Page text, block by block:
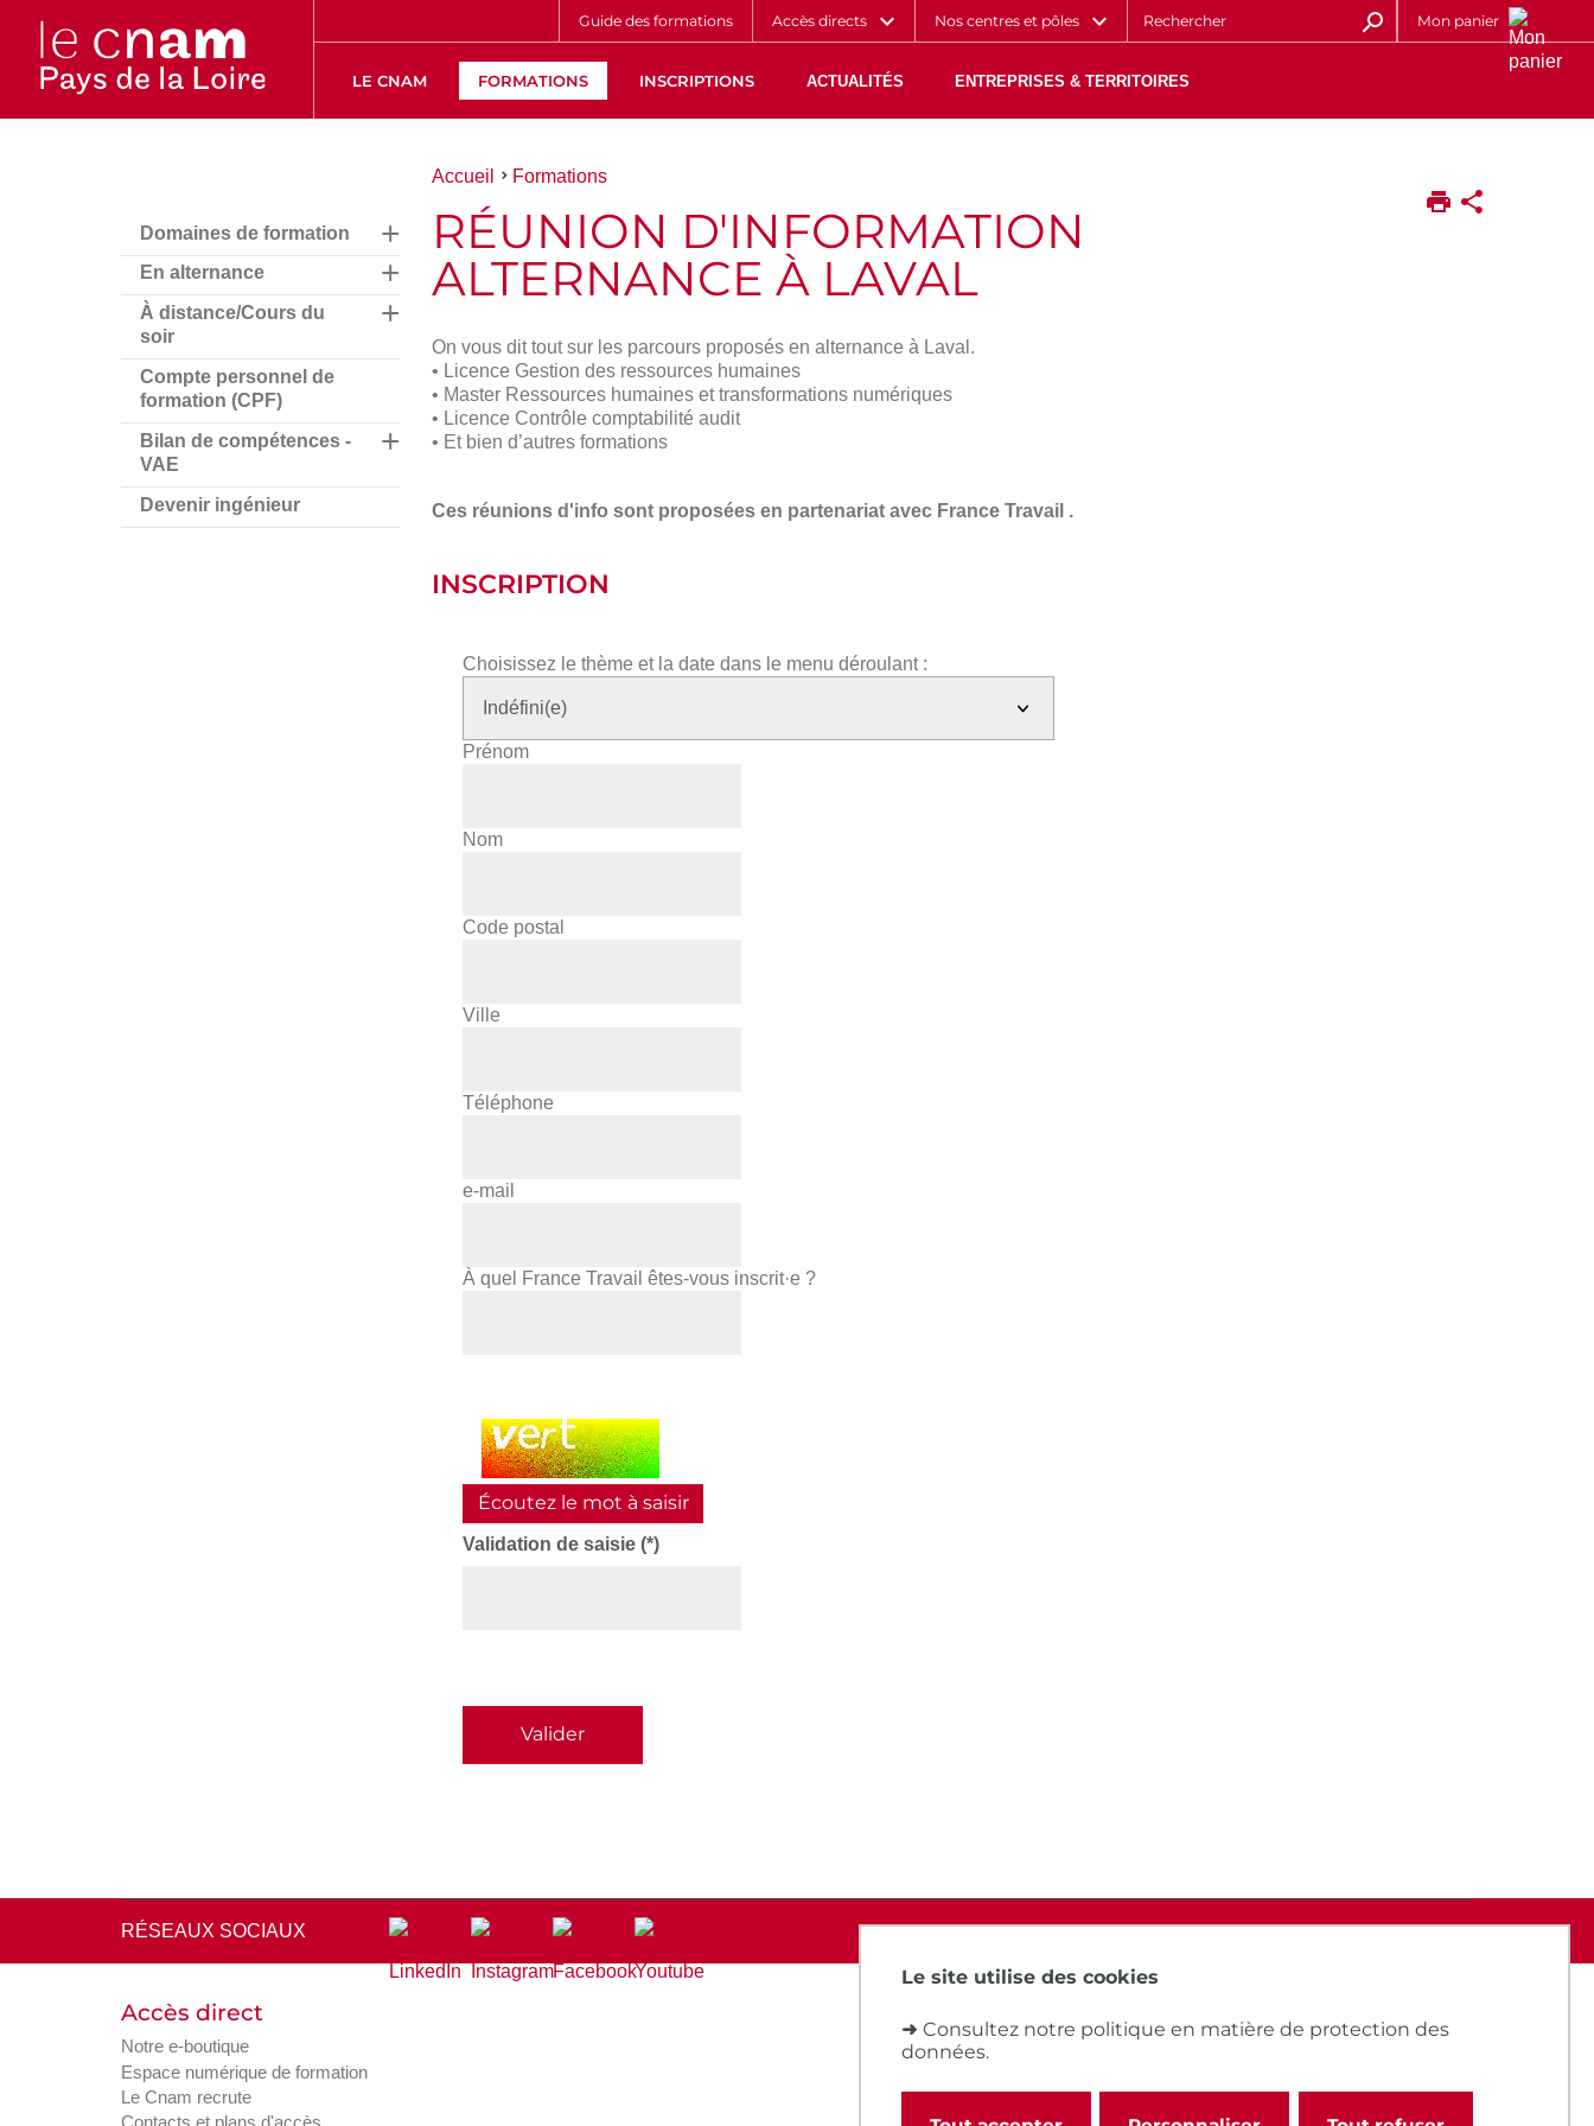
Le site utilise des cookies
➜ Consultez notre politique en matière de protection des
données.
Aller
Navigation
Accès
Connexion
Guide des formations Accès directs Nos centres et pôles Mon panier
LE CNAM FORMATIONS INSCRIPTIONS ACTUALITÉS ENTREPRISES & TERRITOIRES
Domaines de formation
En alternance
À distance/Cours du
soir
Compte personnel de
formation (CPF)
Bilan de compétences -
VAE
Devenir ingénieur
Vous
ici :
Accueil Formations
RÉUNION D'INFORMATION
ALTERNANCE À LAVAL
On vous dit tout sur les parcours proposés en alternance à Laval.
• Licence Gestion des ressources humaines
• Master Ressources humaines et transformations numériques
• Licence Contrôle comptabilité audit
• Et bien d’autres formations
Ces réunions d'info sont proposées en partenariat avec France Travail .
INSCRIPTION
Choisissez le thème et la date dans le menu déroulant :
Prénom
Nom
Code postal
Ville
Téléphone
e-mail
À quel France Travail êtes-vous inscrit·e ?
pour
les
robots.
vous
êtes
Écoutez le mot à saisir
Validation de saisie (*)
RÉSEAUX SOCIAUX
Accès direct
Notre e-boutique
Espace numérique de formation
Le Cnam recrute
Contacts et plans d'accès